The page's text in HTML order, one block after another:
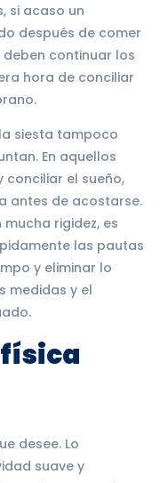
si acaso un
después de comer
continuar los
hora de conciliar
siesta tampoco
En aquellos
conciliar el sueño,
antes de acostarse.
rigidez, es
las pautas
y eliminar lo
medidas y el
desee. Lo
suave y